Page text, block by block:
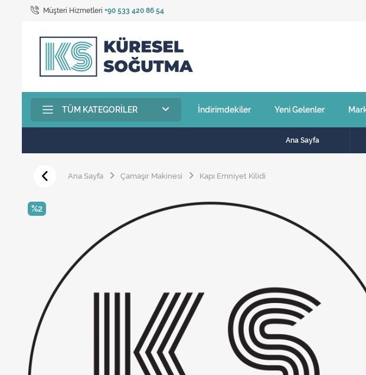
Müşteri Hizmetleri +90 533 420 86 54
TÜM KATEGORILER İndirimdekiler Yeni Gelenler
Ana Sayfa
Ana Sayfa Çamaşır Makinesi Kapı Emniyet Kilidi
%2